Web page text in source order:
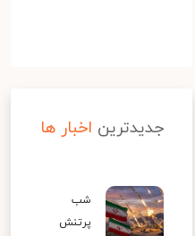
جدیدترین اخبار ها
شب
پرتنش